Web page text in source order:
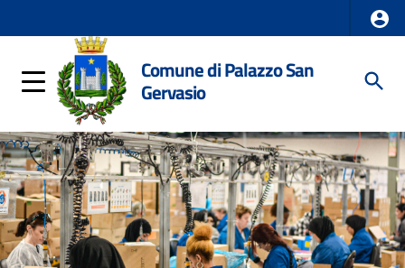
Comune di Palazzo San
Gervasio